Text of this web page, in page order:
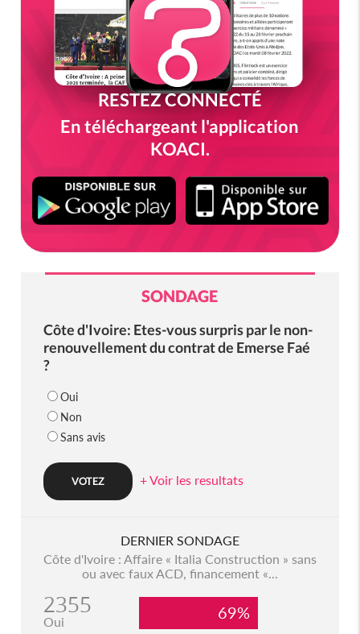
RESTEZ CONNECTÉ
En téléchargeant l'application
KOACI.
SONDAGE
Côte d'Ivoire: Etes-vous surpris par le non-
renouvellement du contrat de Emerse Faé
?
Oui
Non
Sans avis
+ Voir les resultats
DERNIER SONDAGE
Côte d'Ivoire : Affaire « Italia Construction » sans
ou avec faux ACD, financement «...
2355
Oui 69%